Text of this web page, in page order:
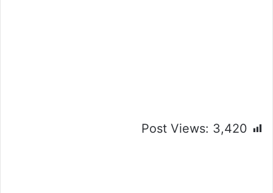
Post Views: 3,420